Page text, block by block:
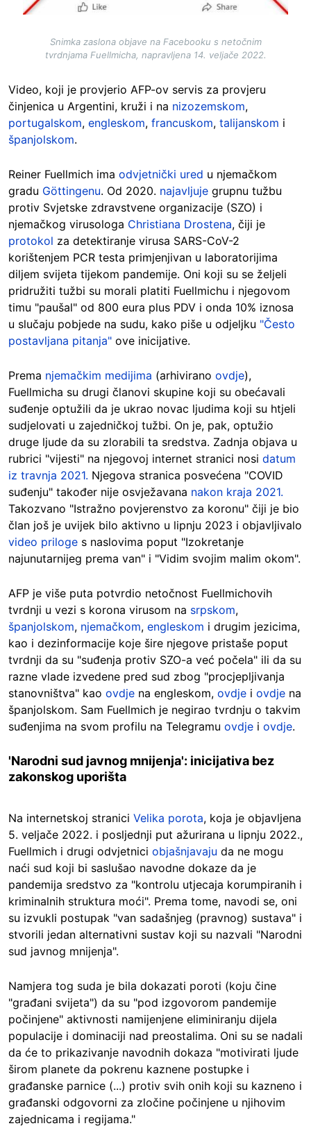
Snimka zaslona objave na Facebooku s netočnim
tvrdnjama Fuellmicha, napravljena 14. veljače 2022.
Video, koji je provjerio AFP-ov servis za provjeru
činjenica u Argentini, kruži i na nizozemskom,
portugalskom, engleskom, francuskom, talijanskom i
španjolskom.
Reiner Fuellmich ima odvjetnički ured u njemačkom
gradu Göttingenu. Od 2020. najavljuje grupnu tužbu
protiv Svjetske zdravstvene organizacije (SZO) i
njemačkog virusologa Christiana Drostena, čiji je
protokol za detektiranje virusa SARS-CoV-2
korištenjem PCR testa primjenjivan u laboratorijima
diljem svijeta tijekom pandemije. Oni koji su se željeli
pridružiti tužbi su morali platiti Fuellmichu i njegovom
timu "paušal" od 800 eura plus PDV i onda 10% iznosa
u slučaju pobjede na sudu, kako piše u odjeljku "Često
postavljana pitanja" ove inicijative.
Prema njemačkim medijima (arhivirano ovdje),
Fuellmicha su drugi članovi skupine koji su obećavali
suđenje optužili da je ukrao novac ljudima koji su htjeli
sudjelovati u zajedničkoj tužbi. On je, pak, optužio
druge ljude da su zlorabili ta sredstva. Zadnja objava u
rubrici "vijesti" na njegovoj internet stranici nosi datum
iz travnja 2021. Njegova stranica posvećena "COVID
suđenju" također nije osvježavana nakon kraja 2021.
Takozvano "Istražno povjerenstvo za koronu" čiji je bio
član još je uvijek bilo aktivno u lipnju 2023 i objavljivalo
video priloge s naslovima poput "Izokretanje
najunutarnijeg prema van" i "Vidim svojim malim okom".
AFP je više puta potvrdio netočnost Fuellmichovih
tvrdnji u vezi s korona virusom na srpskom,
španjolskom, njemačkom, engleskom i drugim jezicima,
kao i dezinformacije koje šire njegove pristaše poput
tvrdnji da su "suđenja protiv SZO-a već počela" ili da su
razne vlade izvedene pred sud zbog "procjepljivanja
stanovništva" kao ovdje na engleskom, ovdje i ovdje na
španjolskom. Sam Fuellmich je negirao tvrdnju o takvim
suđenjima na svom profilu na Telegramu ovdje i ovdje.
'Narodni sud javnog mnijenja': inicijativa bez
zakonskog uporišta
Na internetskoj stranici Velika porota, koja je objavljena
5. veljače 2022. i posljednji put ažurirana u lipnju 2022.,
Fuellmich i drugi odvjetnici objašnjavaju da ne mogu
naći sud koji bi saslušao navodne dokaze da je
pandemija sredstvo za "kontrolu utjecaja korumpiranih i
kriminalnih struktura moći". Prema tome, navodi se, oni
su izvukli postupak "van sadašnjeg (pravnog) sustava" i
stvorili jedan alternativni sustav koji su nazvali "Narodni
sud javnog mnijenja".
Namjera tog suda je bila dokazati poroti (koju čine
"građani svijeta") da su "pod izgovorom pandemije
počinjene" aktivnosti namijenjene eliminiranju dijela
populacije i dominaciji nad preostalima. Oni su se nadali
da će to prikazivanje navodnih dokaza "motivirati ljude
širom planete da pokrenu kaznene postupke i
građanske parnice (...) protiv svih onih koji su kazneno i
građanski odgovorni za zločine počinjene u njihovim
zajednicama i regijama."